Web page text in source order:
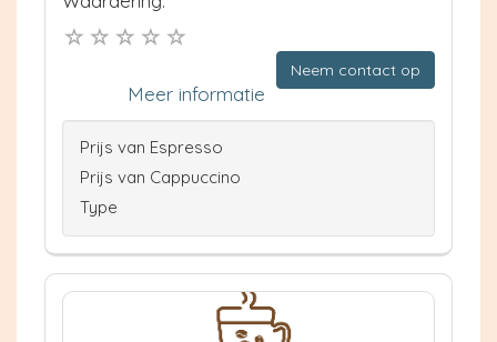
Neem contact op
Meer informatie
Prijs van Espresso
Prijs van Cappuccino
Type